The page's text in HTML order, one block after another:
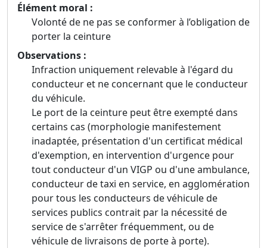
Élément moral :
Volonté de ne pas se conformer à l’obligation de
porter la ceinture
Observations :
Infraction uniquement relevable à l'égard du
conducteur et ne concernant que le conducteur
du véhicule.
Le port de la ceinture peut être exempté dans
certains cas (morphologie manifestement
inadaptée, présentation d'un certificat médical
d'exemption, en intervention d'urgence pour
tout conducteur d'un VIGP ou d'une ambulance,
conducteur de taxi en service, en agglomération
pour tous les conducteurs de véhicule de
services publics contrait par la nécessité de
service de s'arrêter fréquemment, ou de
véhicule de livraisons de porte à porte).